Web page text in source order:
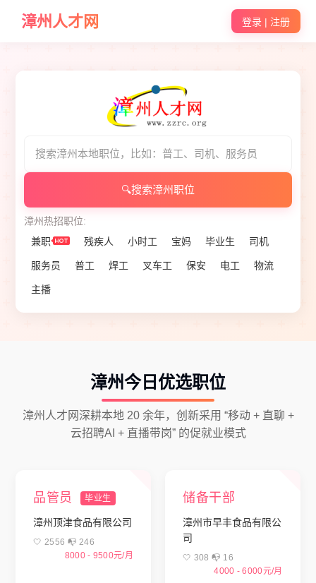
漳州人才网 登录 | 注册
🔍搜索漳州职位
漳州热招职位:
兼职
残疾人 小时工 宝妈 毕业生 司机
服务员 普工 焊工 叉车工 保安 电工 物流
主播
漳州今日优选职位
漳州人才网深耕本地 20 余年，创新采用 “移动 + 直聊 +
云招聘AI + 直播带岗” 的促就业模式
品管员 毕业生
漳州顶津食品有限公司
🤍 2556 📭︎ 246
8000 - 9500元/月
储备干部
漳州市早丰食品有限公
司
🤍 308 📭︎ 16
4000 - 6000元/月